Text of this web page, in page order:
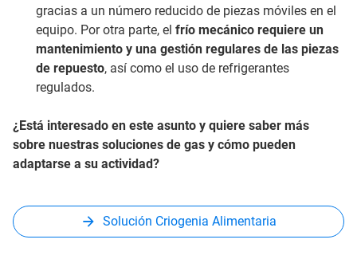
gracias a un número reducido de piezas móviles en el
equipo. Por otra parte, el frío mecánico requiere un
mantenimiento y una gestión regulares de las piezas
de repuesto, así como el uso de refrigerantes
regulados.
¿Está interesado en este asunto y quiere saber más
sobre nuestras soluciones de gas y cómo pueden
adaptarse a su actividad?
Solución Criogenia Alimentaria